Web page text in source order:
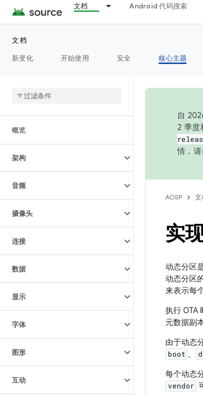
文档 Android 代码搜索
文档
新变化
开始使用 安全 核心主题
概览
架构
音频
摄像头
连接
数据
显示
字体
图形
互动
自
2 季度
情，请
AOSP 文
实
动态分区
动态分区
来表示每
执行 OTA
元数据副
由于动态
boot 、
每个动态
vendor